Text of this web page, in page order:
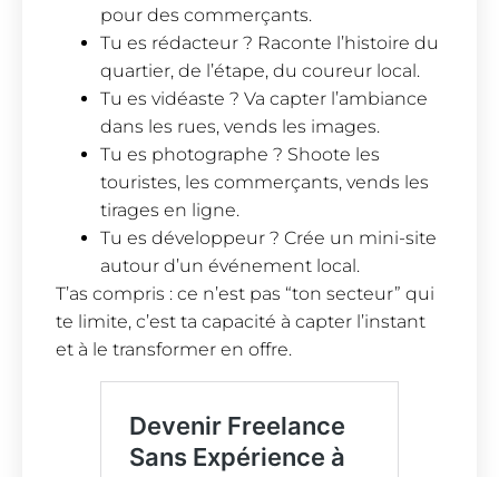
pour des commerçants.
Tu es rédacteur ? Raconte l’histoire du
quartier, de l’étape, du coureur local.
Tu es vidéaste ? Va capter l’ambiance
dans les rues, vends les images.
Tu es photographe ? Shoote les
touristes, les commerçants, vends les
tirages en ligne.
Tu es développeur ? Crée un mini-site
autour d’un événement local.
T’as compris : ce n’est pas “ton secteur” qui
te limite, c’est ta capacité à capter l’instant
et à le transformer en offre.